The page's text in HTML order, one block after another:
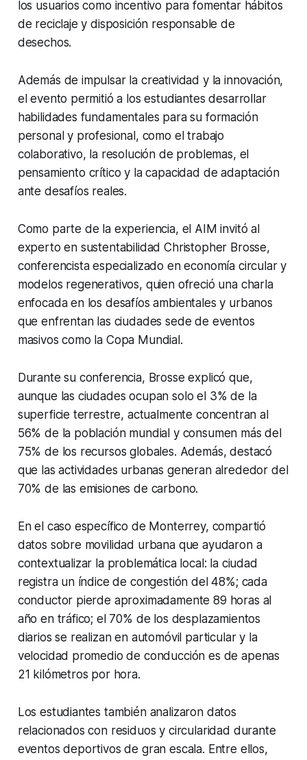
los usuarios como incentivo para fomentar hábitos
de reciclaje y disposición responsable de
desechos.
Además de impulsar la creatividad y la innovación,
el evento permitió a los estudiantes desarrollar
habilidades fundamentales para su formación
personal y profesional, como el trabajo
colaborativo, la resolución de problemas, el
pensamiento crítico y la capacidad de adaptación
ante desafíos reales.
Como parte de la experiencia, el AIM invitó al
experto en sustentabilidad Christopher Brosse,
conferencista especializado en economía circular y
modelos regenerativos, quien ofreció una charla
enfocada en los desafíos ambientales y urbanos
que enfrentan las ciudades sede de eventos
masivos como la Copa Mundial.
Durante su conferencia, Brosse explicó que,
aunque las ciudades ocupan solo el 3% de la
superficie terrestre, actualmente concentran al
56% de la población mundial y consumen más del
75% de los recursos globales. Además, destacó
que las actividades urbanas generan alrededor del
70% de las emisiones de carbono.
En el caso específico de Monterrey, compartió
datos sobre movilidad urbana que ayudaron a
contextualizar la problemática local: la ciudad
registra un índice de congestión del 48%; cada
conductor pierde aproximadamente 89 horas al
año en tráfico; el 70% de los desplazamientos
diarios se realizan en automóvil particular y la
velocidad promedio de conducción es de apenas
21 kilómetros por hora.
Los estudiantes también analizaron datos
relacionados con residuos y circularidad durante
eventos deportivos de gran escala. Entre ellos,